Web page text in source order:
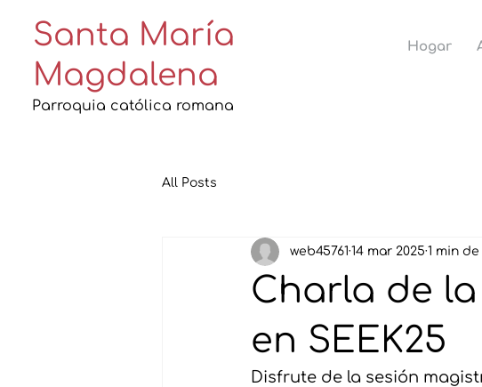
Santa María
Magdalena
Parroquia católica romana
Hogar
All Posts
Charla de la
en SEEK25
web45761 14 mar 2025 1 min
Disfrute de la sesión